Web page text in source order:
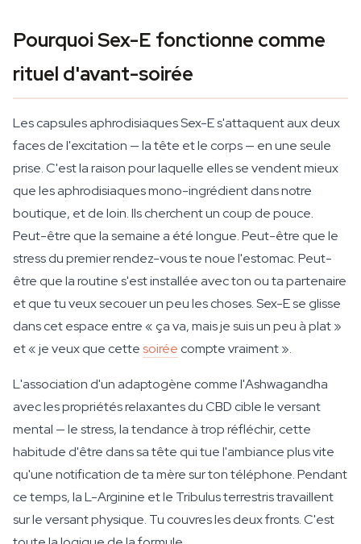
Pourquoi Sex-E fonctionne comme
rituel d'avant-soirée
Les capsules aphrodisiaques Sex-E s'attaquent aux deux
faces de l'excitation — la tête et le corps — en une seule
prise. C'est la raison pour laquelle elles se vendent mieux
que les aphrodisiaques mono-ingrédient dans notre
boutique, et de loin. Ils cherchent un coup de pouce.
Peut-être que la semaine a été longue. Peut-être que le
stress du premier rendez-vous te noue l'estomac. Peut-
être que la routine s'est installée avec ton ou ta partenaire
et que tu veux secouer un peu les choses. Sex-E se glisse
dans cet espace entre « ça va, mais je suis un peu à plat »
et « je veux que cettesoirée compte vraiment ».
L'association d'un adaptogène comme l'Ashwagandha
avec les propriétés relaxantes du CBD cible le versant
mental — le stress, la tendance à trop réfléchir, cette
habitude d'être dans sa tête qui tue l'ambiance plus vite
qu'une notification de ta mère sur ton téléphone. Pendant
ce temps, la L-Arginine et le Tribulus terrestris travaillent
sur le versant physique. Tu couvres les deux fronts. C'est